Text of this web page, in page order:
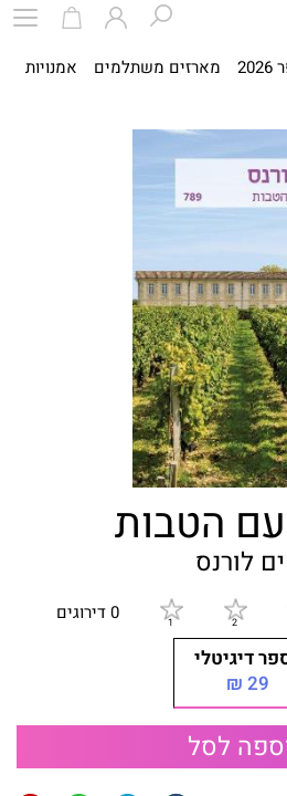
מארזים משתלמים אמנויות
הטבות
לורנס
0 דירוגים
דיגיטלי
29 ₪
לסל